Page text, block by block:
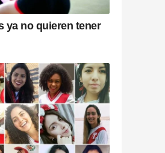
ya no quieren tener